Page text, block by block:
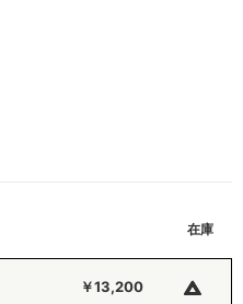
￥13,200 △